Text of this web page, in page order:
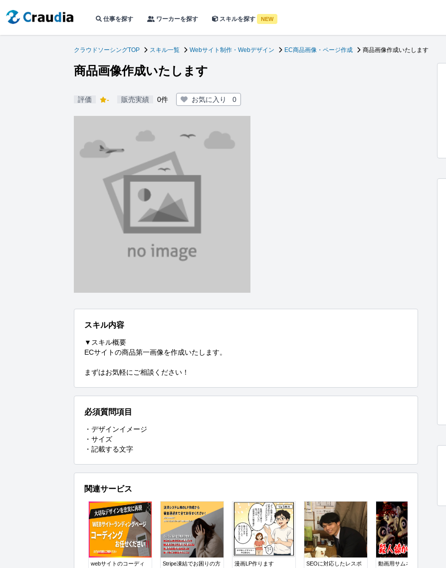
仕事を探す ワーカーを探す スキルを探す NEW
クラウドソーシングTOP スキル一覧 Webサイト制作・Webデザイン EC商品画像・ページ作成 商品画像作成いたします
商品画像作成いたします
評価 - 販売実績 0件 お気に入り 0
スキル内容
▼スキル概要
ECサイトの商品第一画像を作成いたします。
まずはお気軽にご相談ください！
必須質問項目
・デザインイメージ
・サイズ
・記載する文字
関連サービス
webサイトのコーディ
Stripe凍結でお困りの方
漫画LP作ります
SEOに対応したレスポ
動画用サムネイルうけ